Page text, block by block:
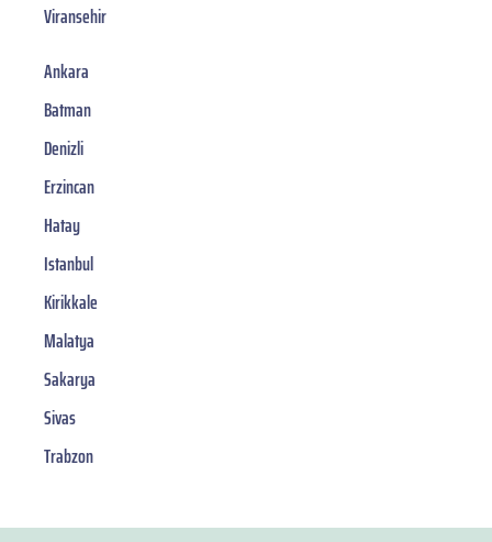
Viransehir
Ankara
Batman
Denizli
Erzincan
Hatay
Istanbul
Kirikkale
Malatya
Sakarya
Sivas
Trabzon